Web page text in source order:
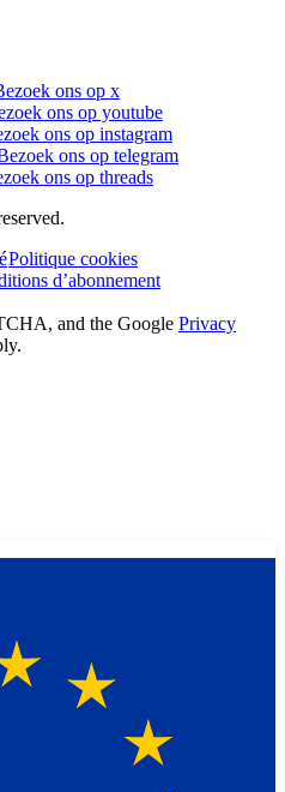
ons op x
ons op youtube
ons op instagram
ons op telegram
ons op threads
Politique cookies
d’abonnement
and the Google Privacy